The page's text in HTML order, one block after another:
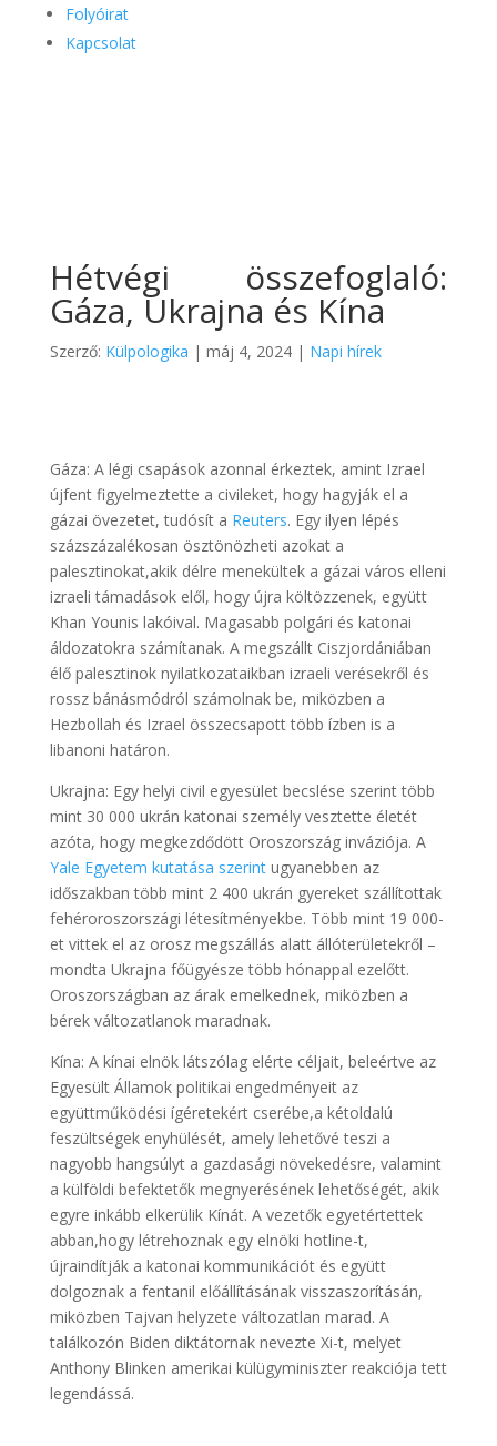
Folyóirat
Kapcsolat
Hétvégi összefoglaló:
Gáza, Ukrajna és Kína
Szerző: Külpologika | máj 4, 2024| Napi hírek
Gáza: A légi csapások azonnal érkeztek, amint Izrael
újfent figyelmeztette a civileket, hogy hagyják el a
gázai övezetet, tudósít a Reuters. Egy ilyen lépés
százszázalékosan ösztönözheti azokat a
palesztinokat,akik délre menekültek a gázai város elleni
izraeli támadások elől, hogy újra költözzenek, együtt
Khan Younis lakóival. Magasabb polgári és katonai
áldozatokra számítanak. A megszállt Ciszjordániában
élő palesztinok nyilatkozataikban izraeli verésekről és
rossz bánásmódról számolnak be, miközben a
Hezbollah és Izrael összecsapott több ízben is a
libanoni határon.
Ukrajna: Egy helyi civil egyesület becslése szerint több
mint 30 000 ukrán katonai személy vesztette életét
azóta, hogy megkezdődött Oroszország inváziója. A
Yale Egyetem kutatása szerintugyanebben az
időszakban több mint 2 400 ukrán gyereket szállítottak
fehéroroszországi létesítményekbe. Több mint 19 000-
et vittek el az orosz megszállás alatt állóterületekről –
mondta Ukrajna főügyésze több hónappal ezelőtt.
Oroszországban az árak emelkednek, miközben a
bérek változatlanok maradnak.
Kína: A kínai elnök látszólag elérte céljait, beleértve az
Egyesült Államok politikai engedményeit az
együttműködési ígéretekért cserébe,a kétoldalú
feszültségek enyhülését, amely lehetővé teszi a
nagyobb hangsúlyt a gazdasági növekedésre, valamint
a külföldi befektetők megnyerésének lehetőségét, akik
egyre inkább elkerülik Kínát. A vezetők egyetértettek
abban,hogy létrehoznak egy elnöki hotline-t,
újraindítják a katonai kommunikációt és együtt
dolgoznak a fentanil előállításának visszaszorításán,
miközben Tajvan helyzete változatlan marad. A
találkozón Biden diktátornak nevezte Xi-t, melyet
Anthony Blinken amerikai külügyminiszter reakciója tett
legendássá.